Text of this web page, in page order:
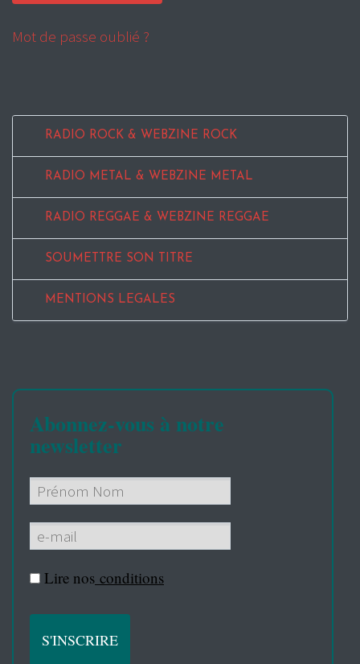
Mot de passe oublié ?
RADIO ROCK & WEBZINE ROCK
RADIO METAL & WEBZINE METAL
RADIO REGGAE & WEBZINE REGGAE
SOUMETTRE SON TITRE
MENTIONS LEGALES
Abonnez-vous à notre
newsletter
Lire nos conditions